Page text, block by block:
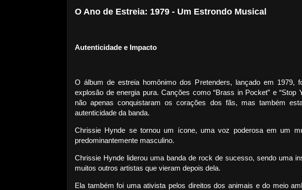
O Ano de Estreia: 1979 - Um Estrondo Musical
Autenticidade e Impacto
O álbum de estreia homônimo dos Pretenders, lançado em 1979,
explosão de energia pura. Canções como “Brass in Pocket” e “Stop
não apenas conquistaram os corações dos fãs, mas também
autenticidade da banda.
Chrissie Hynde se tornou um ícone, uma voz poderosa em um
predominantemente masculino.
Chrissie Hynde liderou uma banda de rock de sucesso, sendo uma
muitos outros artistas que vieram depois dela.
Ela também foi uma ativista pelos direitos dos animais e do meio